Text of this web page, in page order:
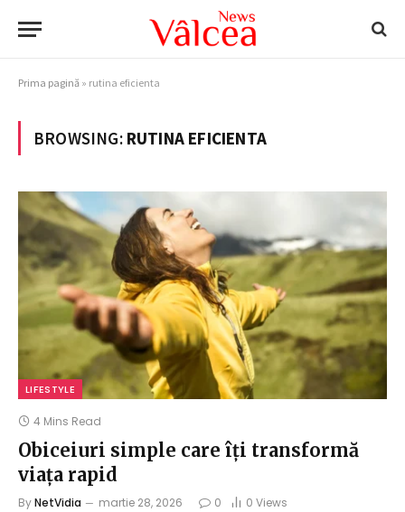
Prima pagină » rutina eficienta
BROWSING: RUTINA EFICIENTA
LIFESTYLE
4 Mins Read
Obiceiuri simple care îți transformă
viața rapid
ByNetVidia martie 28, 2026 0 0 Views